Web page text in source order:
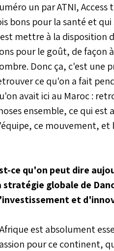
un par ATNI,
bons pour la santé et
mettre à la disposition
pour le goût, de façon
Donc ça, c'est une
ce qu'on a fait
avait ici au Maroc :
ensemble, ce qui
ce mouvement, et
ce qu'on peut dire
stratégie globale de
et
est absolument
pour ce continent,